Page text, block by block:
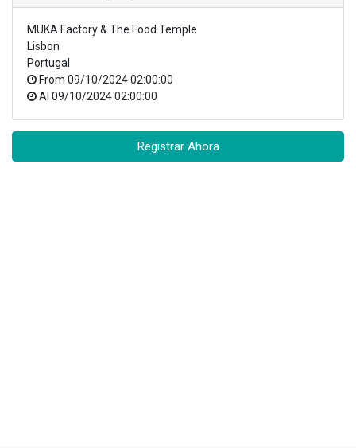
MUKA Factory & The Food Temple
Lisbon
Portugal
From 09/10/2024 02:00:00
Al 09/10/2024 02:00:00
Registrar Ahora